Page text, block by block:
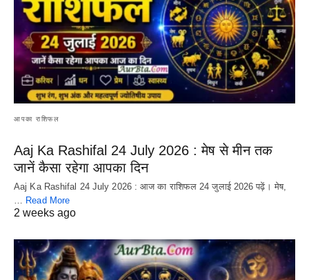
आपका राशिफल
Aaj Ka Rashifal 24 July 2026 : मेष से मीन तक
जानें कैसा रहेगा आपका दिन
Aaj Ka Rashifal 24 July 2026 : आज का राशिफल 24 जुलाई 2026 पढ़ें। मेष,
Read More
2 weeks ago